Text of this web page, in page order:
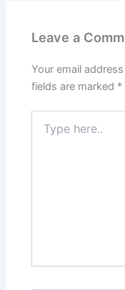
Leave a
Your email
fields are marked *
here..